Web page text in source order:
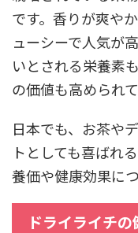
です。香りが爽や
ューシーで人気が
いとされる栄養素
の価値も高められて
日本でも、お茶や
トとしても喜ばれ
養価や健康効果に
ドライライチ